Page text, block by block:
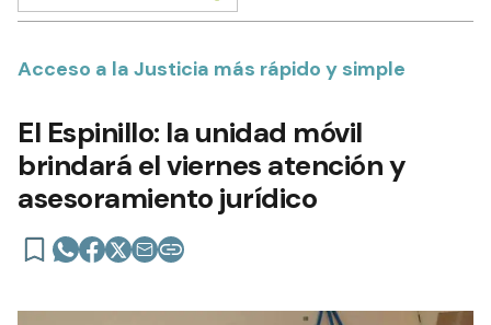
Acceso a la Justicia más rápido y simple
El Espinillo: la unidad móvil
brindará el viernes atención y
asesoramiento jurídico